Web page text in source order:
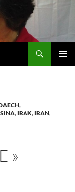
,
, IRAK, IRAN,
»